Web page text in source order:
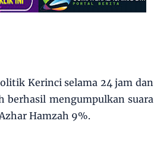
Kerinci selama 24 jam dan
mengumpulkan suara
Hamzah 9%.